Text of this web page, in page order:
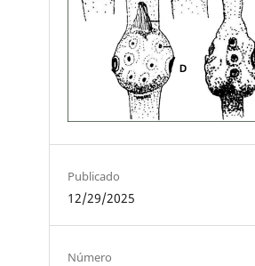
Publicado
12/29/2025
Número